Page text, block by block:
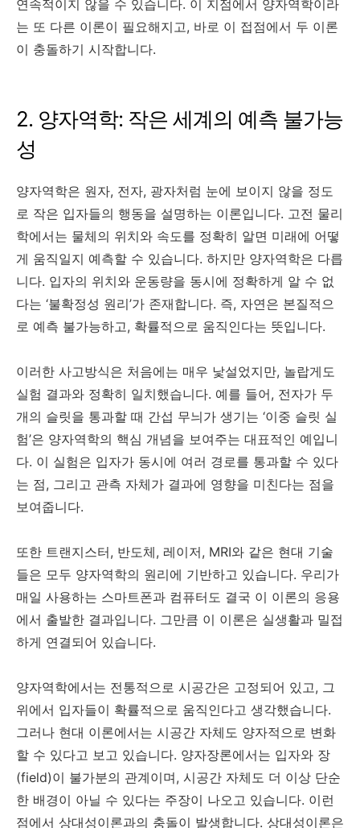
연속적이지 않을 수 있습니다. 이 지점에서 양자역학이라
는 또 다른 이론이 필요해지고, 바로 이 접점에서 두 이론
이 충돌하기 시작합니다.
2. 양자역학: 작은 세계의 예측 불가능
성
양자역학은 원자, 전자, 광자처럼 눈에 보이지 않을 정도
로 작은 입자들의 행동을 설명하는 이론입니다. 고전 물리
학에서는 물체의 위치와 속도를 정확히 알면 미래에 어떻
게 움직일지 예측할 수 있습니다. 하지만 양자역학은 다릅
니다. 입자의 위치와 운동량을 동시에 정확하게 알 수 없
다는 ‘불확정성 원리’가 존재합니다. 즉, 자연은 본질적으
로 예측 불가능하고, 확률적으로 움직인다는 뜻입니다.
이러한 사고방식은 처음에는 매우 낯설었지만, 놀랍게도
실험 결과와 정확히 일치했습니다. 예를 들어, 전자가 두
개의 슬릿을 통과할 때 간섭 무늬가 생기는 ‘이중 슬릿 실
험’은 양자역학의 핵심 개념을 보여주는 대표적인 예입니
다. 이 실험은 입자가 동시에 여러 경로를 통과할 수 있다
는 점, 그리고 관측 자체가 결과에 영향을 미친다는 점을
보여줍니다.
또한 트랜지스터, 반도체, 레이저, MRI와 같은 현대 기술
들은 모두 양자역학의 원리에 기반하고 있습니다. 우리가
매일 사용하는 스마트폰과 컴퓨터도 결국 이 이론의 응용
에서 출발한 결과입니다. 그만큼 이 이론은 실생활과 밀접
하게 연결되어 있습니다.
양자역학에서는 전통적으로 시공간은 고정되어 있고, 그
위에서 입자들이 확률적으로 움직인다고 생각했습니다.
그러나 현대 이론에서는 시공간 자체도 양자적으로 변화
할 수 있다고 보고 있습니다. 양자장론에서는 입자와 장
(field)이 불가분의 관계이며, 시공간 자체도 더 이상 단순
한 배경이 아닐 수 있다는 주장이 나오고 있습니다. 이런
점에서 상대성이론과의 충돌이 발생합니다. 상대성이론은